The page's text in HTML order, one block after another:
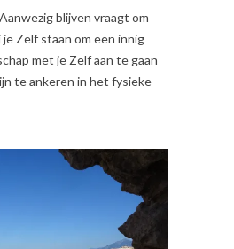
blijven vraagt om
Zelf staan om een innig
met je Zelf aan te gaan
te ankeren in het fysieke